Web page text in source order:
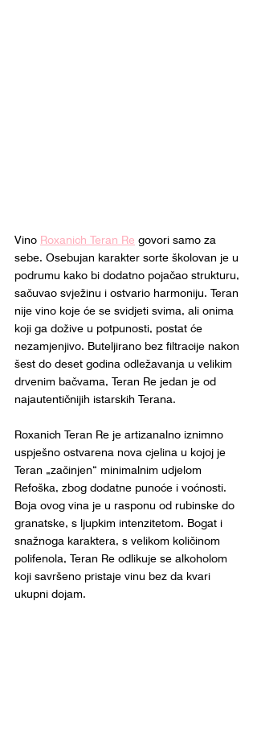
Vino Roxanich Teran Re govori samo za
sebe. Osebujan karakter sorte školovan je u
podrumu kako bi dodatno pojačao strukturu,
sačuvao svježinu i ostvario harmoniju. Teran
nije vino koje će se svidjeti svima, ali onima
koji ga dožive u potpunosti, postat će
nezamjenjivo. Buteljirano bez filtracije nakon
šest do deset godina odležavanja u velikim
drvenim bačvama, Teran Re jedan je od
najautentičnijih istarskih Terana.
Roxanich Teran Re je artizanalno iznimno
uspješno ostvarena nova cjelina u kojoj je
Teran „začinjen“ minimalnim udjelom
Refoška, zbog dodatne punoće i voćnosti.
Boja ovog vina je u rasponu od rubinske do
granatske, s ljupkim intenzitetom. Bogat i
snažnoga karaktera, s velikom količinom
polifenola, Teran Re odlikuje se alkoholom
koji savršeno pristaje vinu bez da kvari
ukupni dojam.